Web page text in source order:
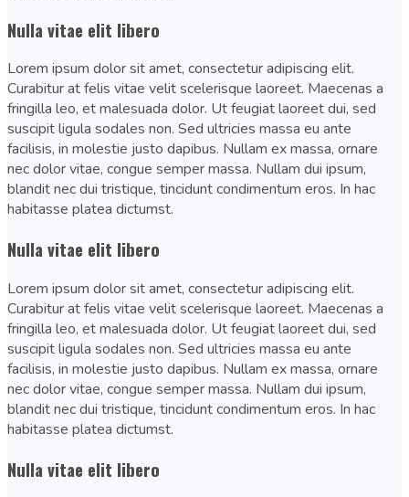
Nulla vitae elit libero
Lorem ipsum dolor sit amet, consectetur adipiscing elit.
Curabitur at felis vitae velit scelerisque laoreet. Maecenas a
fringilla leo, et malesuada dolor. Ut feugiat laoreet dui, sed
suscipit ligula sodales non. Sed ultricies massa eu ante
facilisis, in molestie justo dapibus. Nullam ex massa, ornare
nec dolor vitae, congue semper massa. Nullam dui ipsum,
blandit nec dui tristique, tincidunt condimentum eros. In hac
habitasse platea dictumst.
Nulla vitae elit libero
Lorem ipsum dolor sit amet, consectetur adipiscing elit.
Curabitur at felis vitae velit scelerisque laoreet. Maecenas a
fringilla leo, et malesuada dolor. Ut feugiat laoreet dui, sed
suscipit ligula sodales non. Sed ultricies massa eu ante
facilisis, in molestie justo dapibus. Nullam ex massa, ornare
nec dolor vitae, congue semper massa. Nullam dui ipsum,
blandit nec dui tristique, tincidunt condimentum eros. In hac
habitasse platea dictumst.
Nulla vitae elit libero